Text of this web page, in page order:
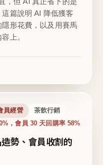
篇說明 AI 降低獲客
形花費，以及用賽馬
上。
員經營 茶飲行銷
，會員 30 天回購率 58%
勢、會員收割的